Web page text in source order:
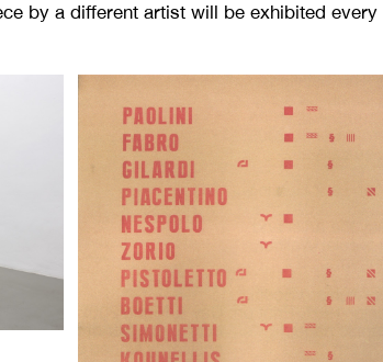
by a different artist will be exhibited every